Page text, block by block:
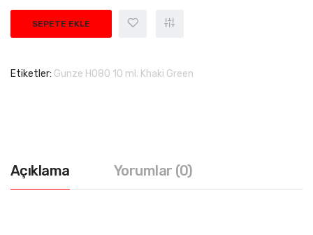
SEPETE EKLE
Etiketler: Gunze H080 10 ml. Khaki Green
Açıklama Yorumlar (0)